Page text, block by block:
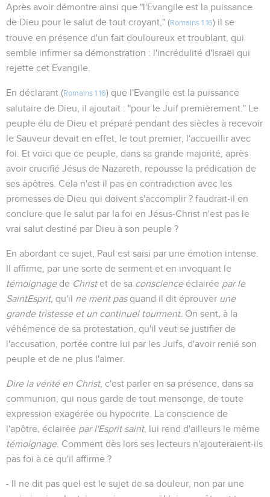
Après avoir démontre ainsi que "l'Evangile est la puissance
de Dieu pour le salut de tout croyant," (Romains 1.16) il se
trouve en présence d'un fait douloureux et troublant, qui
semble infirmer sa démonstration : l'incrédulité d'Israël qui
rejette cet Evangile.
En déclarant (Romains 1.16) que l'Evangile est la puissance
salutaire de Dieu, il ajoutait : "pour le Juif premièrement." Le
peuple élu de Dieu et préparé pendant des siècles à recevoir
le Sauveur devait en effet, le tout premier, l'accueillir avec
foi. Et voici que ce peuple, dans sa grande majorité, après
avoir crucifié Jésus de Nazareth, repousse la prédication de
ses apôtres. Cela n'est il pas en contradiction avec les
promesses de Dieu qui doivent s'accomplir ? faudrait-il en
conclure que le salut par la foi en Jésus-Christ n'est pas le
vrai salut destiné par Dieu à son peuple ?
En abordant ce sujet, Paul est saisi par une émotion intense.
Il affirme, par une sorte de serment et en invoquant le
témoignagede Christet de sa conscienceéclairée par le
SaintEsprit, qu'il ne ment pasquand il dit éprouver une
grande tristesse et un continuel tourment. On sent, à la
véhémence de sa protestation, qu'il veut se justifier de
l'accusation, portée contre lui par les Juifs, d'avoir renié son
peuple et de ne plus l'aimer.
Dire la vérité en Christ, c'est parler en sa présence, dans sa
communion, qui nous garde de tout mensonge, de toute
expression exagérée ou hypocrite. La conscience de
l'apôtre, éclairée par l'Esprit saint, lui rend d'ailleurs le même
témoignage. Comment dès lors ses lecteurs n'ajouteraient-ils
pas foi à ce qu'il affirme ?
- Il ne dit pas quel est le sujet de sa douleur, non par une